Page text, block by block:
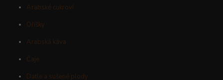
Arabské cukroví
Oříšky
Arabská káva
Čaje
Datle a sušené plody